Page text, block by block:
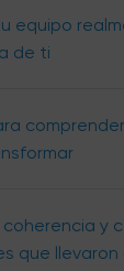
equipo
de ti
y
que llevaron